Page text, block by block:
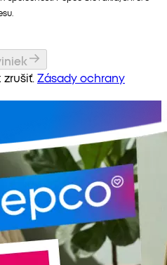
Zásady ochrany